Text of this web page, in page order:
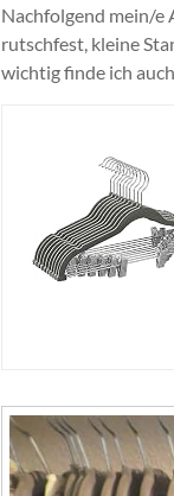
Nachfolgend mein/e
rutschfest, kleine
wichtig finde ich